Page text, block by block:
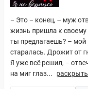
– Это – конец, – муж
жизнь пришла к
ты предлагаешь? – мой
старалась. Дрожит от
Я уже всё решил, –
на миг глаз...
раскрыть